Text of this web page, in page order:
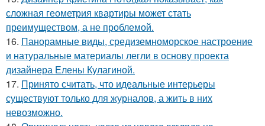
сложная геометрия квартиры может стать
преимуществом, а не проблемой.
16. Панорамные виды, средиземноморское настроение
и натуральные материалы легли в основу проекта
дизайнера Елены Кулагиной.
17. Принято считать, что идеальные интерьеры
существуют только для журналов, а жить в них
невозможно.